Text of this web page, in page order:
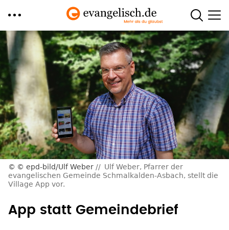
Direkt
zum
Inhalt
© epd-bild/Ulf Weber
Ulf Weber, Pfarrer der
evangelischen Gemeinde Schmalkalden-Asbach, stellt die
Village App vor.
App statt Gemeindebrief